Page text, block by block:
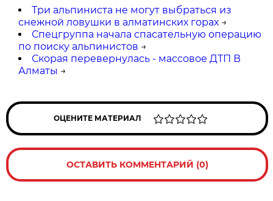
Три альпиниста не могут выбраться из
снежной ловушки в алматинских горах →
Спецгруппа начала спасательную операцию
по поиску альпинистов →
Скорая перевернулась - массовое ДТП В
Алматы →
ОЦЕНИТЕ МАТЕРИАЛ
ОСТАВИТЬ КОММЕНТАРИЙ (0)